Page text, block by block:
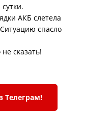
АКБ слетела
спасло
сказать!
Телеграм!